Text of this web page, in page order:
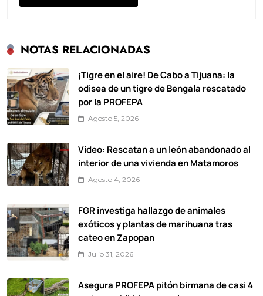
NOTAS RELACIONADAS
¡Tigre en el aire! De Cabo a Tijuana: la
odisea de un tigre de Bengala rescatado
por la PROFEPA
Agosto 5, 2026
Video: Rescatan a un león abandonado al
interior de una vivienda en Matamoros
Agosto 4, 2026
FGR investiga hallazgo de animales
exóticos y plantas de marihuana tras
cateo en Zapopan
Julio 31, 2026
Asegura PROFEPA pitón birmana de casi 4